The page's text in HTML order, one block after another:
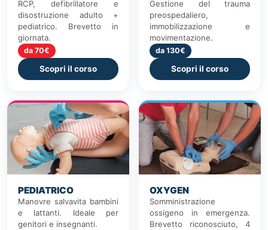
RCP, defibrillatore e
disostruzione adulto +
pediatrico. Brevetto in
giornata.
da 70€
Scopri il corso
Gestione del trauma
preospedaliero,
immobilizzazione e
movimentazione.
da 130€
Scopri il corso
PEDIATRICO
Manovre salvavita bambini
e lattanti. Ideale per
genitori e insegnanti.
OXYGEN
Somministrazione
ossigeno in emergenza.
Brevetto riconosciuto, 4